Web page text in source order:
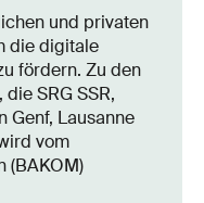
und privaten
die digitale
fördern. Zu den
SRG SSR,
Genf, Lausanne
vom
(BAKOM)